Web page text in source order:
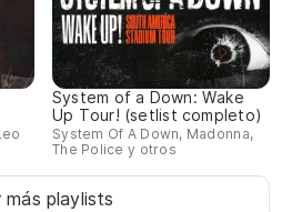
System of a Down: Wake
Up Tour! (setlist completo)
System Of A Down, Madonna,
The Police y otros
más playlists